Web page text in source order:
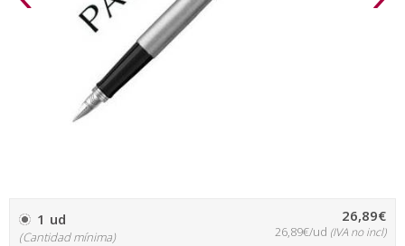
1 ud
(Cantidad mínima)
26,89€
26,89€/ud (IVA no incl)